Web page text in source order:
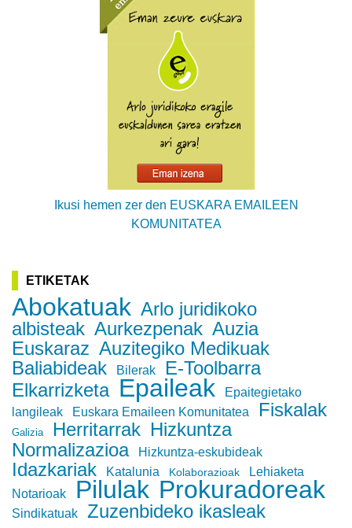
Ikusi hemen zer den EUSKARA EMAILEEN
KOMUNITATEA
ETIKETAK
Abokatuak Arlo juridikoko
albisteak Aurkezpenak Auzia
Euskaraz Auzitegiko Medikuak
Baliabideak
Bilerak
E-Toolbarra
Elkarrizketa Epaileak
Epaitegietako
langileak
Euskara Emaileen Komunitatea Fiskalak
Galizia Herritarrak Hizkuntza
Normalizazioa
Hizkuntza-eskubideak
Idazkariak Katalunia Kolaborazioak
Lehiaketa
Notarioak
Pilulak Prokuradoreak
Sindikatuak Zuzenbideko ikasleak